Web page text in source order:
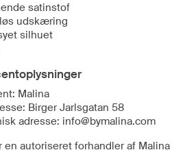
satinstof
udskæring
silhuet
Malina
Birger Jarlsgatan 58
adresse: info@bymalina.com
en autoriseret forhandler af Malina